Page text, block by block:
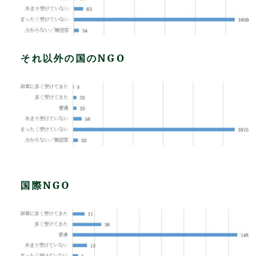
それ以外の国のNGO
国際NGO